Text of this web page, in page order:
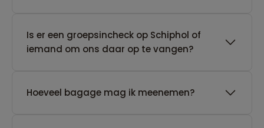
Is er een groepsincheck op Schiphol of
iemand om ons daar op te vangen?
Hoeveel bagage mag ik meenemen?